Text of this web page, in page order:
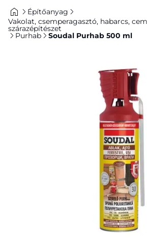
Építőanyag
Vakolat, csemperagasztó, habarcs,
szárazépítészet
Purhab Soudal Purhab 500 ml